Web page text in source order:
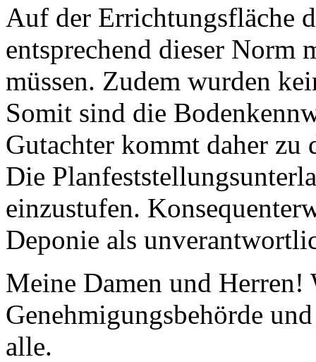
Auf der Errichtungsfläche
entsprechend dieser Norm
müssen. Zudem wurden
Somit sind die
Gutachter kommt daher
Die
einzustufen.
Deponie als
Meine Damen und Herren!
Genehmigungsbehörde
alle.